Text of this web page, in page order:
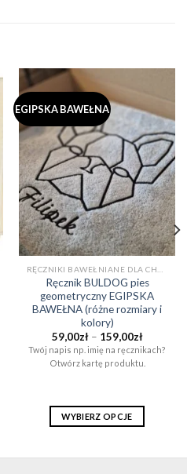
EGIPSKA BAWEŁNA
Ręcznik BULDOG pies
geometryczny EGIPSKA
BAWEŁNA (różne rozmiary i
kolory)
59,00zł – 159,00złZakres
cen:
od
59,00zł
Twój napis np. imię na ręcznikach?
Otwórz kartę produktu.
WYBIERZ OPCJE